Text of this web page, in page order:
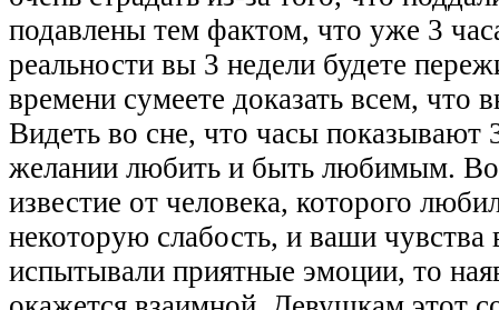
подавлены тем фактом, что уже 3
реальности вы 3 недели будете
времени сумеете доказать всем, что
Видеть во сне, что часы показывают
желании любить и быть любимым.
известие от человека, которого
некоторую слабость, и ваши
испытывали приятные эмоции, то